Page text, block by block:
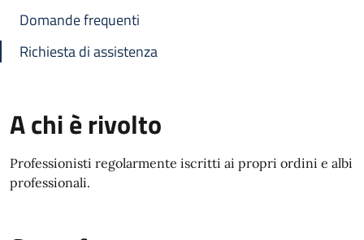
Domande frequenti
Richiesta di assistenza
A chi è rivolto
Professionisti regolarmente iscritti ai propri ordini e albi
professionali.